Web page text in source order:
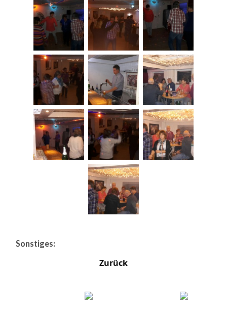
Sonstiges:
Zurück